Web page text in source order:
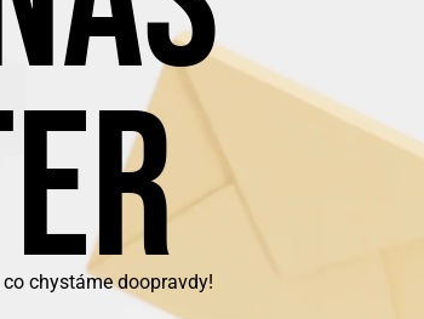
chystáme doopravdy!